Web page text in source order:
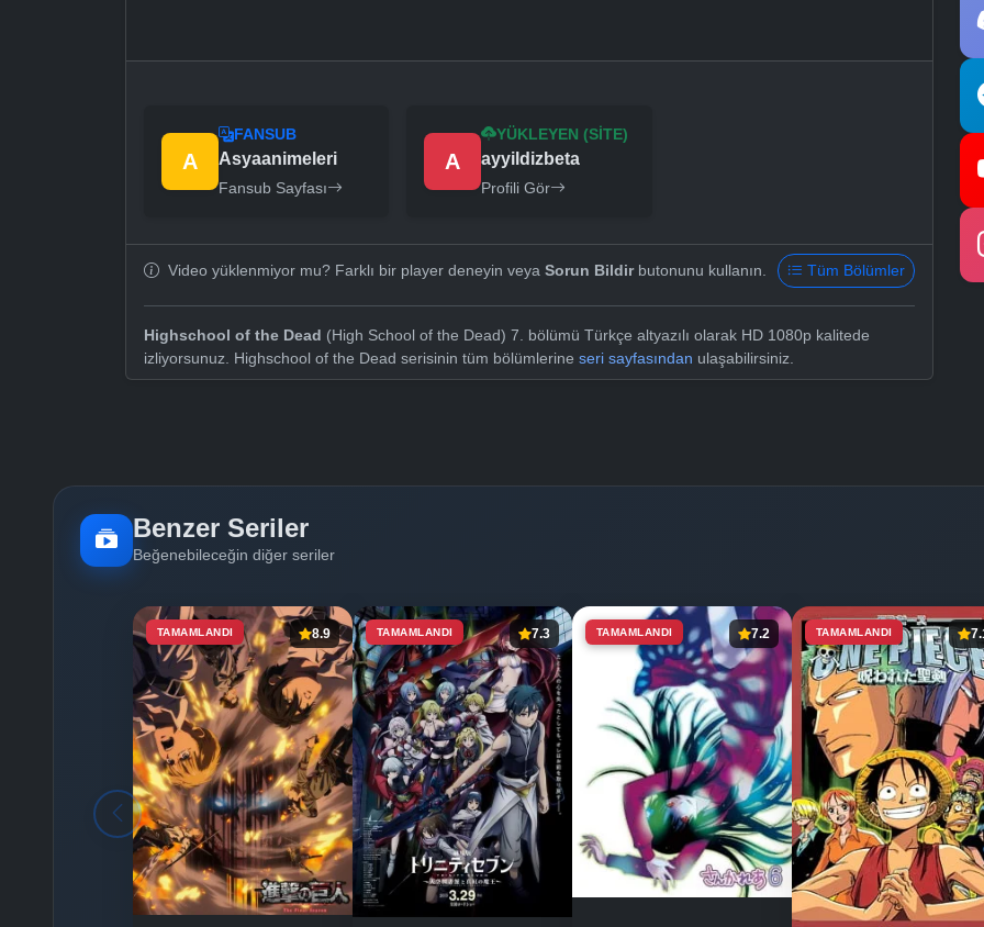
A
FANSUB
Asyaanimeleri
Fansub Sayfası
A
YÜKLEYEN (SITE)
ayyildizbeta
Profili Gör
Video yüklenmiyor mu? Farklı bir player deneyin veya Sorun Bildirbutonunu kullanın. Tüm Bölümler
Highschool of the Dead (High School of the Dead) 7. bölümü Türkçe altyazılı olarak HD 1080p kalitede
izliyorsunuz. Highschool of the Dead serisinin tüm bölümlerine seri sayfasından ulaşabilirsiniz.
Benzer Seriler
Beğenebileceğin diğer seriler
TAMAMLANDI 8.9 TAMAMLANDI 7.3 TAMAMLANDI 7.2 TAMAMLANDI